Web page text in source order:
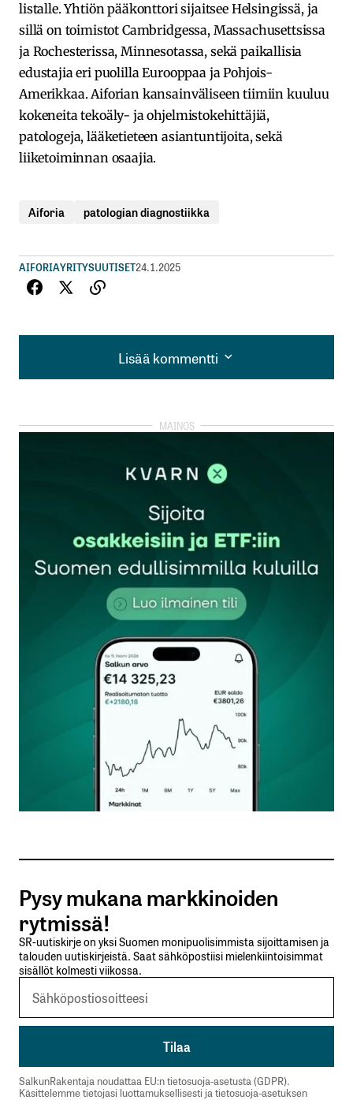
listalle. Yhtiön pääkonttori sijaitsee Helsingissä, ja
sillä on toimistot Cambridgessa, Massachusettsissa
ja Rochesterissa, Minnesotassa, sekä paikallisia
edustajia eri puolilla Eurooppaa ja Pohjois-
Amerikkaa. Aiforian kansainväliseen tiimiin kuuluu
kokeneita tekoäly- ja ohjelmistokehittäjiä,
patologeja, lääketieteen asiantuntijoita, sekä
liiketoiminnan osaajia.
Aiforia patologian diagnostiikka
AIFORIAYRITYSUUTISET24.1.2025
Lisää kommentti
Lisää kommentti
kirjautua
rekisteröityä
Sähköpostiosoitettasi ei julkaista.Pakolliset
kentät on merkitty*
Kommentti*
Nimesi tai nimimerkkisi
Sähköpostiosoitteesi
Tilaa SalkunRakentajan uutiskirje
Lähetä kommentti
Pysy mukana markkinoiden
rytmissä!
SR-uutiskirje on yksi Suomen monipuolisimmista sijoittamisen ja
talouden uutiskirjeistä. Saat sähköpostiisi mielenkiintoisimmat
sisällöt kolmesti viikossa.
SalkunRakentaja noudattaa EU:n tietosuoja-asetusta (GDPR).
Käsittelemme tietojasi luottamuksellisesti ja tietosuoja-asetuksen